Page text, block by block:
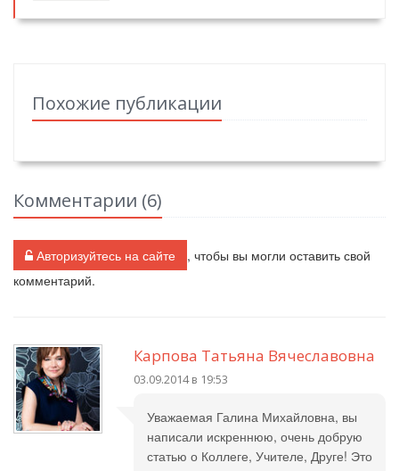
Похожие публикации
Комментарии (6)
Авторизуйтесь на сайте
, чтобы вы могли оставить свой
комментарий.
Карпова Татьяна Вячеславовна
03.09.2014 в 19:53
Уважаемая Галина Михайловна, вы
написали искреннюю, очень добрую
статью о Коллеге, Учителе, Друге! Это